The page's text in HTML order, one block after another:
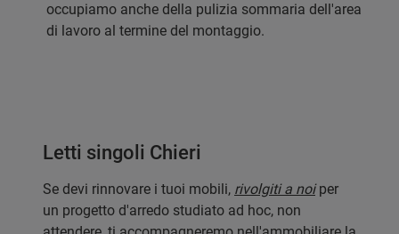
Letti singoli Chieri
Se devi rinnovare i tuoi mobili, rivolgiti a noiper
un progetto d'arredo studiato ad hoc, non
occupiamo anche della pulizia sommaria dell'area
di lavoro al termine del montaggio.